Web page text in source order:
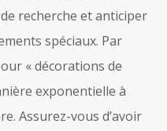
recherche et anticiper
spéciaux. Par
« décorations de
exponentielle à
Assurez-vous d’avoir